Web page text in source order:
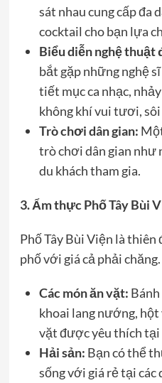
sát nhau cung cấp đa
cocktail cho bạn lựa
Biểu diễn nghệ thuật
bắt gặp những nghệ
tiết mục ca nhạc,
không khí vui tươi,
Trò chơi dân gian:
trò chơi dân gian như
du khách tham gia.
3. Ẩm thực Phố Tây Bùi
Phố Tây Bùi Viện là
phố với giá cả phải chăng.
Các món ăn vặt:
khoai lang nướng,
vặt được yêu thích tại
Hải sản: Bạn có thể
sống với giá rẻ tại các